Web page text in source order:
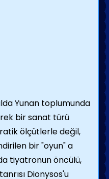
Yunan toplumunda
bir sanat türü
ölçütlerle değil,
bir "oyun" a
tiyatronun öncülü,
Dionysos'u